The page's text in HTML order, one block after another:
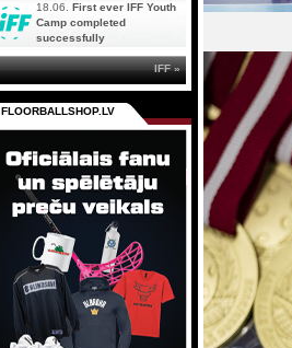
18.06. First ever IFF Youth
Camp completed
successfully
IFF »
FLOORBALLSHOP.LV